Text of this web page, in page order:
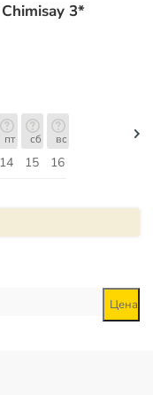
3*
14
пт
15
сб
16
вс
Цена